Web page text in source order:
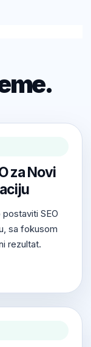
za Novi
SEO
sa fokusom
rezultat.